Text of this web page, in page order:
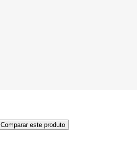
Comparar este produto